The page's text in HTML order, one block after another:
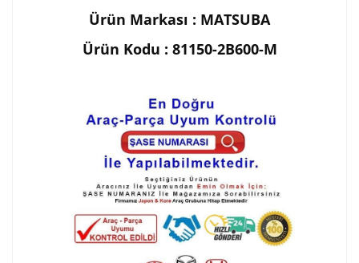
Ürün Markası : MATSUBA
Ürün Kodu : 81150-2B600-M